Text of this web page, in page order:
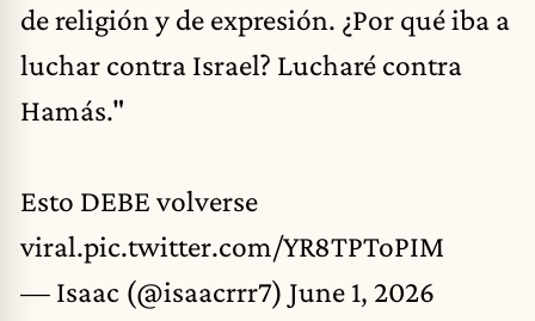
de religión y de expresión. ¿Por qué iba a
luchar contra Israel? Lucharé contra
Hamás."
Esto DEBE volverse
viral.pic.twitter.com/YR8TPToPIM
— Isaac (@isaacrrr7) June 1, 2026